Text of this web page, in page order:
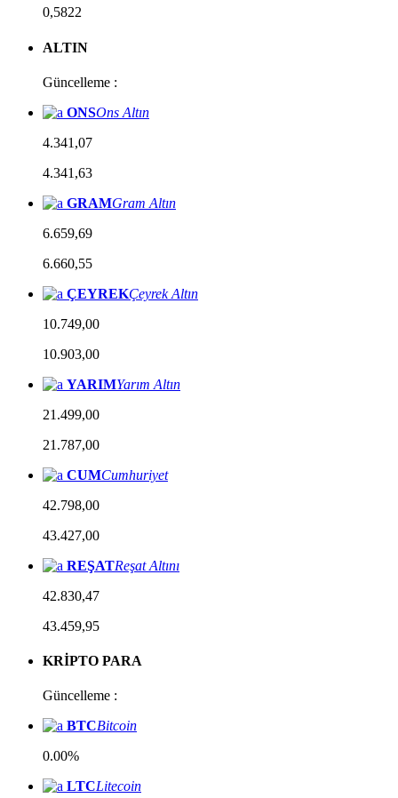
0,5822
ALTIN
Güncelleme :
ONSOns Altın
4.341,07
4.341,63
GRAMGram Altın
6.659,69
6.660,55
ÇEYREKÇeyrek Altın
10.749,00
10.903,00
YARIMYarım Altın
21.499,00
21.787,00
CUMCumhuriyet
42.798,00
43.427,00
REŞATReşat Altını
42.830,47
43.459,95
KRİPTO PARA
Güncelleme :
BTCBitcoin
0.00%
LTCLitecoin